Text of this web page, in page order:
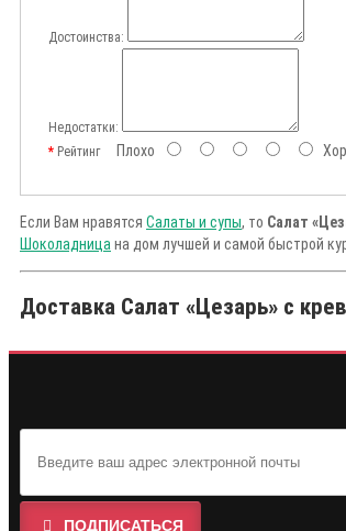
Достоинства:
Недостатки:
РейтингПлохо
Если Вам нравятся Салаты и супы, то Салат
Шоколадница на дом лучшей и самой быстрой
Доставка Салат «Цезарь» с
ПОДПИСАТЬСЯ